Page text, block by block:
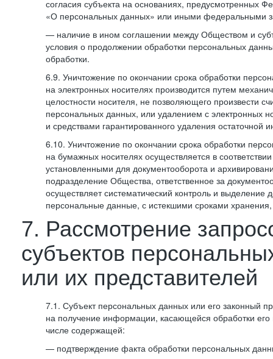
согласия субъекта на основаниях, предусмотренных
«О персональных данных» или иными федеральными
— наличие в ином соглашении между Обществом и
условия о продолжении обработки персональных
обработки.
6.9. Уничтожение по окончании срока обработки
на электронных носителях производится путем
целостности носителя, не позволяющего произвести
персональных данных, или удалением с электронных
и средствами гарантированного удаления остаточной
6.10. Уничтожение по окончании срока обработки
на бумажных носителях осуществляется в
установленными для документооборота и
подразделение Общества, ответственное за
осуществляет систематический контроль и выделение
персональные данные, с истекшими сроками
7. Рассмотрение
субъектов
или их представителей
7.1. Субъект персональных данных или его законный
на получение информации, касающейся обработки
числе содержащей:
— подтверждение факта обработки персональных